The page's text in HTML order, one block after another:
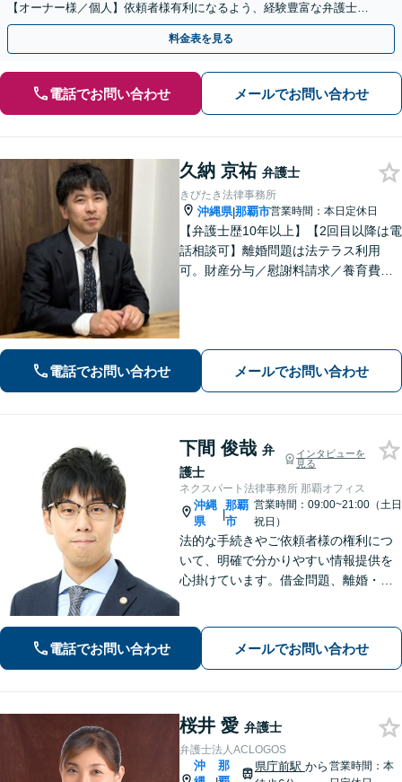
【オーナー様／個人】依頼者様有利になるよう、経験豊富な弁護士が
交渉いたします。まずは電話相談からお越しください
料金表を見る
電話でお問い合わせ メールでお問い合わせ
久納 京祐 弁護士
きびたき法律事務所
沖縄県|那覇市営業時間：本日定休日
【弁護士歴10年以上】【2回目以降は電
話相談可】離婚問題は法テラス利用
可。財産分与／慰謝料請求／養育費な
多数【バス停「天久」2分】
電話でお問い合わせ メールでお問い合わせ
下間 俊哉 弁
護士
インタビューを
見る
ネクスパート法律事務所 那覇オフィス
沖縄
県
|
那覇
市
営業時間：09:00~21:00（土日
祝日）
法的な手続きやご依頼者様の権利につ
いて、明確で分かりやすい情報提供を
心掛けています。借金問題、離婚・男
来を明るいものにするお手伝いをさせ
ていただきます。【分割払い可】
電話でお問い合わせ メールでお問い合わせ
桜井 愛 弁護士
弁護士法人ACLOGOS
沖
那
県庁前駅 から 営業時間：本